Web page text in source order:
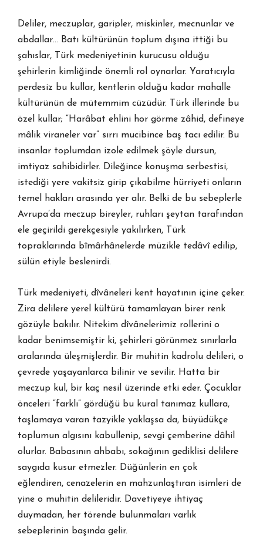
Deliler, meczuplar, garipler, miskinler, mecnunlar ve
abdallar… Batı kültürünün toplum dışına ittiği bu
şahıslar, Türk medeniyetinin kurucusu olduğu
şehirlerin kimliğinde önemli rol oynarlar. Yaratıcıyla
perdesiz bu kullar, kentlerin olduğu kadar mahalle
kültürünün de mütemmim cüzüdür. Türk illerinde bu
özel kullar; “Harâbat ehlini hor görme zâhid, defineye
mâlik viraneler var” sırrı mucibince baş tacı edilir. Bu
insanlar toplumdan izole edilmek şöyle dursun,
imtiyaz sahibidirler. Dileğince konuşma serbestisi,
istediği yere vakitsiz girip çıkabilme hürriyeti onların
temel hakları arasında yer alır. Belki de bu sebeplerle
Avrupa’da meczup bireyler, ruhları şeytan tarafından
ele geçirildi gerekçesiyle yakılırken, Türk
topraklarında bîmârhânelerde müzikle tedâvî edilip,
sülün etiyle beslenirdi.
Türk medeniyeti, dîvâneleri kent hayatının içine çeker.
Zira delilere yerel kültürü tamamlayan birer renk
gözüyle bakılır. Nitekim dîvânelerimiz rollerini o
kadar benimsemiştir ki, şehirleri görünmez sınırlarla
aralarında üleşmişlerdir. Bir muhitin kadrolu delileri, o
çevrede yaşayanlarca bilinir ve sevilir. Hatta bir
meczup kul, bir kaç nesil üzerinde etki eder. Çocuklar
önceleri “farklı” gördüğü bu kural tanımaz kullara,
taşlamaya varan tazyikle yaklaşsa da, büyüdükçe
toplumun algısını kabullenip, sevgi çemberine dâhil
olurlar. Babasının ahbabı, sokağının gediklisi delilere
saygıda kusur etmezler. Düğünlerin en çok
eğlendiren, cenazelerin en mahzunlaştıran isimleri de
yine o muhitin delileridir. Davetiyeye ihtiyaç
duymadan, her törende bulunmaları varlık
sebeplerinin başında gelir.